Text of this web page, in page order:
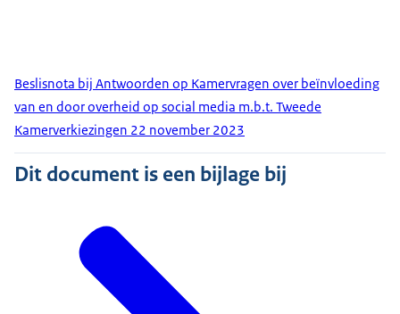
Beslisnota bij Antwoorden op Kamervragen over beïnvloeding
van en door overheid op social media m.b.t. Tweede
Kamerverkiezingen 22 november 2023
Dit document is een bijlage bij